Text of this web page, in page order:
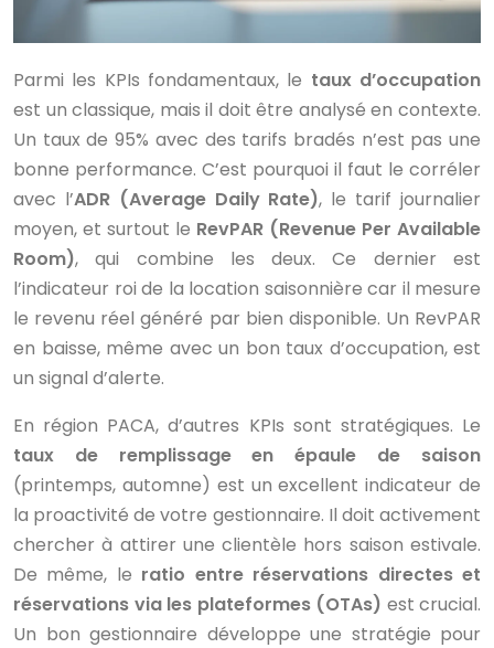
Parmi les KPIs fondamentaux, le taux d’occupation
est un classique, mais il doit être analysé en contexte.
Un taux de 95% avec des tarifs bradés n’est pas une
bonne performance. C’est pourquoi il faut le corréler
avec l’ADR (Average Daily Rate), le tarif journalier
moyen, et surtout le RevPAR (Revenue Per Available
Room), qui combine les deux. Ce dernier est
l’indicateur roi de la location saisonnière car il mesure
le revenu réel généré par bien disponible. Un RevPAR
en baisse, même avec un bon taux d’occupation, est
un signal d’alerte.
En région PACA, d’autres KPIs sont stratégiques. Le
taux de remplissage en épaule de saison
(printemps, automne) est un excellent indicateur de
la proactivité de votre gestionnaire. Il doit activement
chercher à attirer une clientèle hors saison estivale.
De même, le ratio entre réservations directes et
réservations via les plateformes (OTAs) est crucial.
Un bon gestionnaire développe une stratégie pour